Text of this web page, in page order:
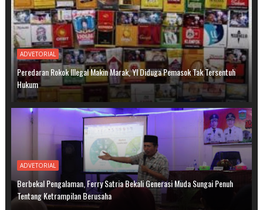
ADVETORIAL
Peredaran Rokok Illegal Makin Marak, YI Diduga Pemasok Tak Tersentuh
Hukum
ADVETORIAL
Berbekal Pengalaman, Ferry Satria Bekali Generasi Muda Sungai Penuh
Tentang Ketrampilan Berusaha